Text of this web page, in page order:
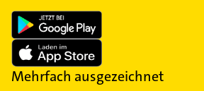
Mehrfach ausgezeichnet